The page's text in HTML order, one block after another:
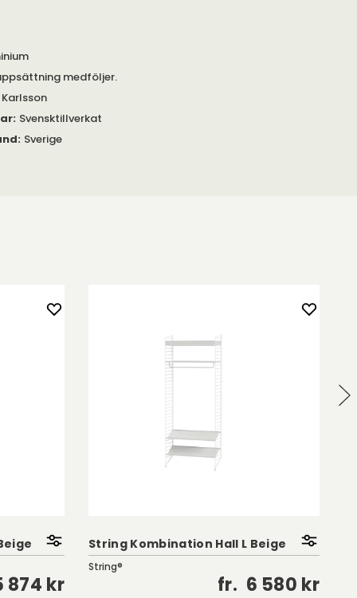
medföljer.
: Svensktillverkat
: Sverige
874 kr
String Kombination Hall L Beige
String®
fr. 6 580 kr